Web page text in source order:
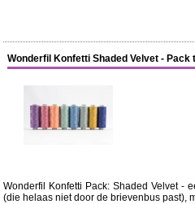
Wonderfil Konfetti Shaded Velvet - Pack
Wonderfil Konfetti Pack: Shaded Velvet -
(die helaas niet door de brievenbus past),